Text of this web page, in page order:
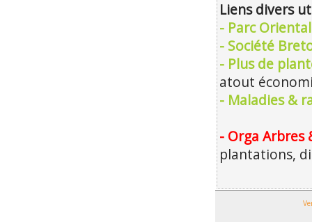
Liens divers
- Parc
- Société
- Plus de
atout
- Maladies &
- Orga Arbres
plantations,